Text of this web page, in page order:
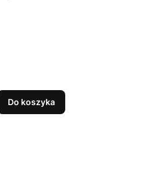
Do koszyka